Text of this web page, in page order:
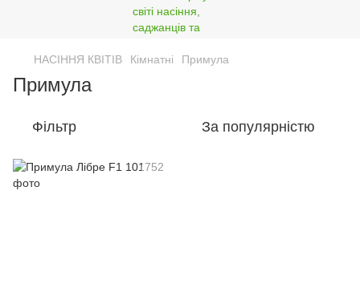
НАСІННЯ КВІТІВ Кімнатні Примула
Примула
Фільтр За популярністю